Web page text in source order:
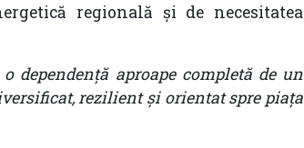
regională și de necesitatea
dependență aproape completă de un
rezilient și orientat spre piața